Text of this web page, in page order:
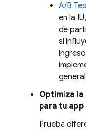
A/B
en la
de
si
Optimiza la
para tu app
Prueba